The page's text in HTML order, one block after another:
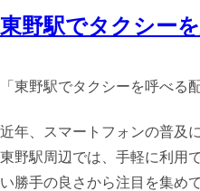
東野駅でタクシー
「東野駅でタクシーを呼べる
近年、スマートフォンの普及
東野駅周辺では、手軽に利用
い勝手の良さから注目を集め